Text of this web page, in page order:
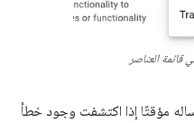
قائمة العناصر
مؤقتًا إذا اكتشفت وجود خطأ